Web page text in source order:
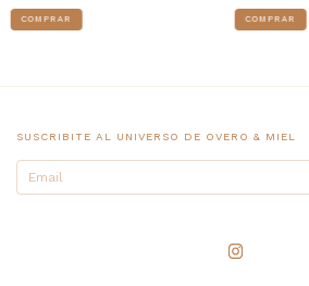
COMPRAR COMPRAR
SUSCRIBITE AL UNIVERSO DE OVERO & MIEL